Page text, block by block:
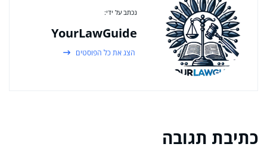
נכתב על ידי:
YourLawGuide
הצג את כל הפוסטים
כתיבת תגובה